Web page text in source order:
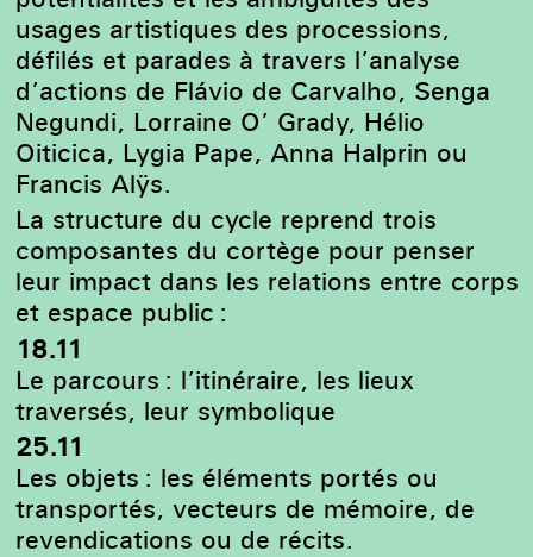
usages artistiques des processions,
défilés et parades à travers l’analyse
d’actions de Flávio de Carvalho, Senga
Negundi, Lorraine O’ Grady, Hélio
Oiticica, Lygia Pape, Anna Halprin ou
Francis Alÿs.
La structure du cycle reprend trois
composantes du cortège pour penser
leur impact dans les relations entre corps
et espace public :
18.11
Le parcours : l’itinéraire, les lieux
traversés, leur symbolique
25.11
Les objets : les éléments portés ou
transportés, vecteurs de mémoire, de
revendications ou de récits.